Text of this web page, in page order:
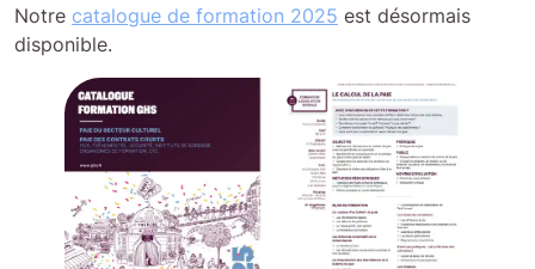
Notre catalogue de formation 2025 est désormais
disponible.